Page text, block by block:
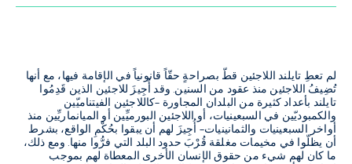
لم تعطِ تايلند اللاجئين قطّ بصراحةٍ حقّاً قانونياً في الإقامة فيها، مع أنها
تُضِيفُ اللاجئين منذ عقود من السنين. وقد أُجِيزَ للاجئين الذين قَدِمُوا
تايلند بأعداد كثيرة من البلدان المجاورة –كاللاجئين الفيتناميّين
والكمبوديّين في السبعينيات، أو اللاجئين البورميِّين أو الميانماريِّين منذ
أواخر السبعينيات والثمانينيات– أُجِيزَ لهم أن يبقوا بحُكْمِ الواقع، بشرط
أن يظلّوا في مخيمات مغلقة قُرْبَ حدود البلد التي فرُّوا منها. ومع ذلك،
ما كان لهم شيء من حقوق الإنسان الأخرى المعطاة لهم بموجب